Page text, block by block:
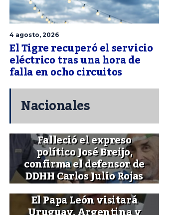
4 agosto, 2026
El Tigre recuperó el servicio
eléctrico tras una hora de
falla en ocho circuitos
Nacionales
Falleció el expreso
político José Breijo,
confirma el defensor de
DDHH Carlos Julio Rojas
El Papa León visitará